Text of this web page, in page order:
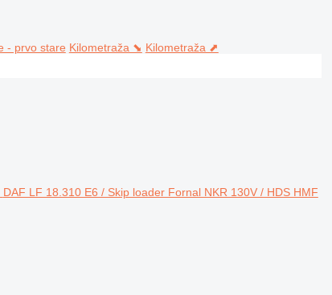
- prvo stare Kilometraža ⬊ Kilometraža ⬈
DAF LF 18.310 E6 / Skip loader Fornal NKR 130V / HDS HMF